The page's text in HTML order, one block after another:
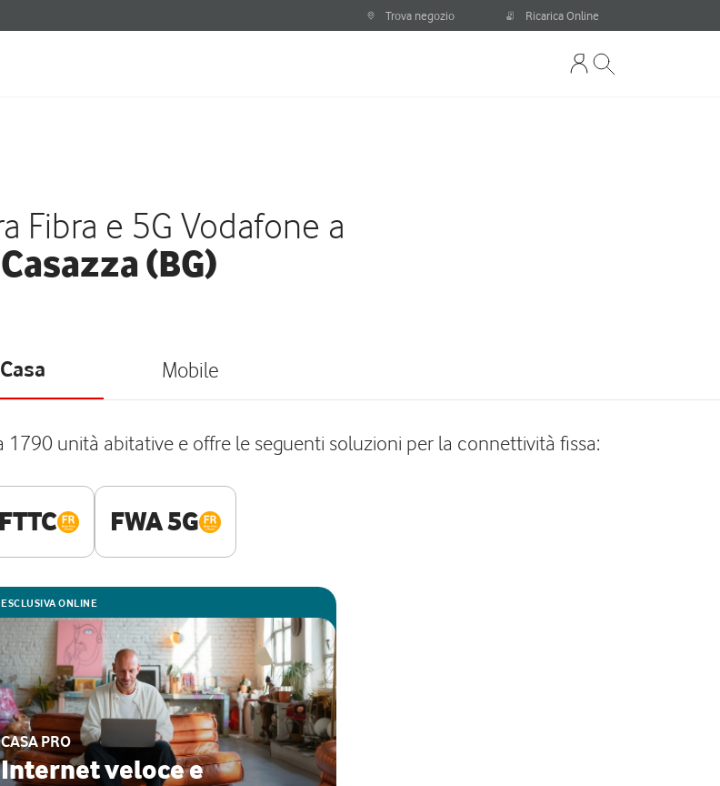
Trova negozio Ricarica Online
Fibra e 5G Vodafone a
Casazza (BG)
Casa Mobile
1790 unità abitative e offre le seguenti soluzioni per la connettività fissa:
FTTC FWA 5G
ESCLUSIVA ONLINE
CASA PRO
Internet veloce e